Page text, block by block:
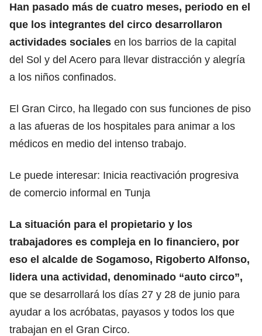
Han pasado más de cuatro meses, periodo en el
que los integrantes del circo desarrollaron
actividades sociales en los barrios de la capital
del Sol y del Acero para llevar distracción y alegría
a los niños confinados.
El Gran Circo, ha llegado con sus funciones de piso
a las afueras de los hospitales para animar a los
médicos en medio del intenso trabajo.
Le puede interesar: Inicia reactivación progresiva
de comercio informal en Tunja
La situación para el propietario y los
trabajadores es compleja en lo financiero, por
eso el alcalde de Sogamoso, Rigoberto Alfonso,
lidera una actividad, denominado “auto circo”,
que se desarrollará los días 27 y 28 de junio para
ayudar a los acróbatas, payasos y todos los que
trabajan en el Gran Circo.